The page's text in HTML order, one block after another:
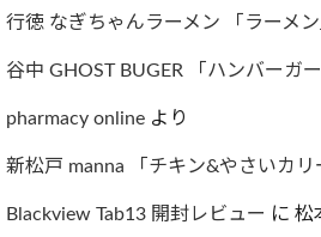
行徳 なぎちゃんラーメン 「ラーメン
谷中 GHOST BUGER 「ハンバーガー
pharmacy online より
新松戸 manna 「チキン&やさいカリ
Blackview Tab13 開封レビュー に 松